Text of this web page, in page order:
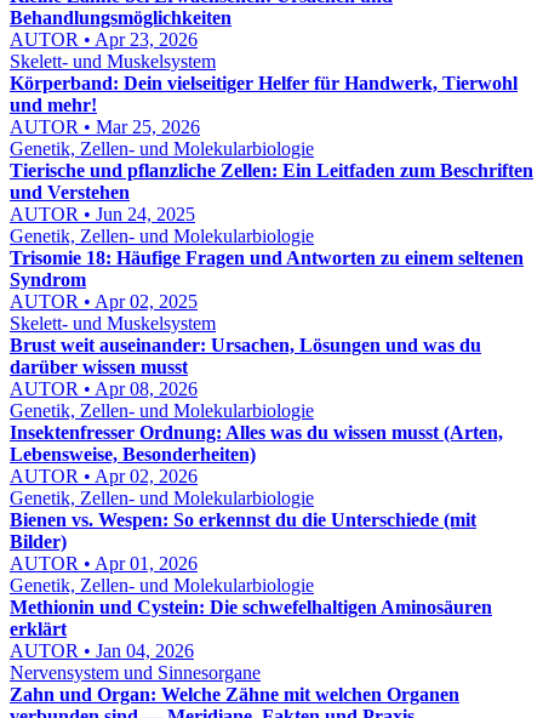
Behandlungsmöglichkeiten
AUTOR • Apr 23, 2026
Skelett- und Muskelsystem
Körperband: Dein vielseitiger Helfer für Handwerk, Tierwohl
und mehr!
AUTOR • Mar 25, 2026
Genetik, Zellen- und Molekularbiologie
Tierische und pflanzliche Zellen: Ein Leitfaden zum Beschriften
und Verstehen
AUTOR • Jun 24, 2025
Genetik, Zellen- und Molekularbiologie
Trisomie 18: Häufige Fragen und Antworten zu einem seltenen
Syndrom
AUTOR • Apr 02, 2025
Skelett- und Muskelsystem
Brust weit auseinander: Ursachen, Lösungen und was du
darüber wissen musst
AUTOR • Apr 08, 2026
Genetik, Zellen- und Molekularbiologie
Insektenfresser Ordnung: Alles was du wissen musst (Arten,
Lebensweise, Besonderheiten)
AUTOR • Apr 02, 2026
Genetik, Zellen- und Molekularbiologie
Bienen vs. Wespen: So erkennst du die Unterschiede (mit
Bilder)
AUTOR • Apr 01, 2026
Genetik, Zellen- und Molekularbiologie
Methionin und Cystein: Die schwefelhaltigen Aminosäuren
erklärt
AUTOR • Jan 04, 2026
Nervensystem und Sinnesorgane
Zahn und Organ: Welche Zähne mit welchen Organen